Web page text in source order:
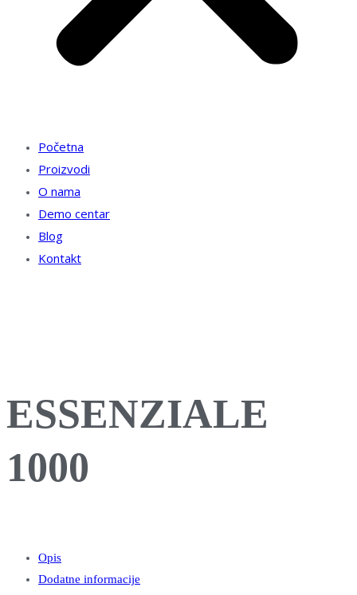
Početna
Proizvodi
O nama
Demo centar
Blog
Kontakt
ESSENZIALE
1000
Opis
Dodatne informacije